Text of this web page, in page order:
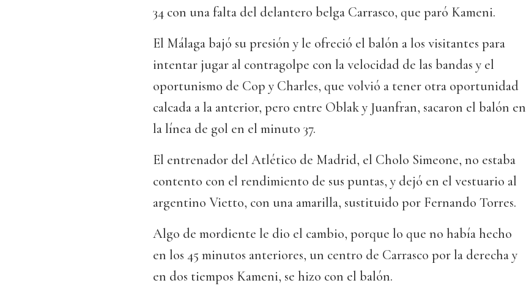
34 con una falta del delantero belga Carrasco, que paró Kameni.
El Málaga bajó su presión y le ofreció el balón a los visitantes para
intentar jugar al contragolpe con la velocidad de las bandas y el
oportunismo de Cop y Charles, que volvió a tener otra oportunidad
calcada a la anterior, pero entre Oblak y Juanfran, sacaron el balón en
la línea de gol en el minuto 37.
El entrenador del Atlético de Madrid, el Cholo Simeone, no estaba
contento con el rendimiento de sus puntas, y dejó en el vestuario al
argentino Vietto, con una amarilla, sustituido por Fernando Torres.
Algo de mordiente le dio el cambio, porque lo que no había hecho
en los 45 minutos anteriores, un centro de Carrasco por la derecha y
en dos tiempos Kameni, se hizo con el balón.